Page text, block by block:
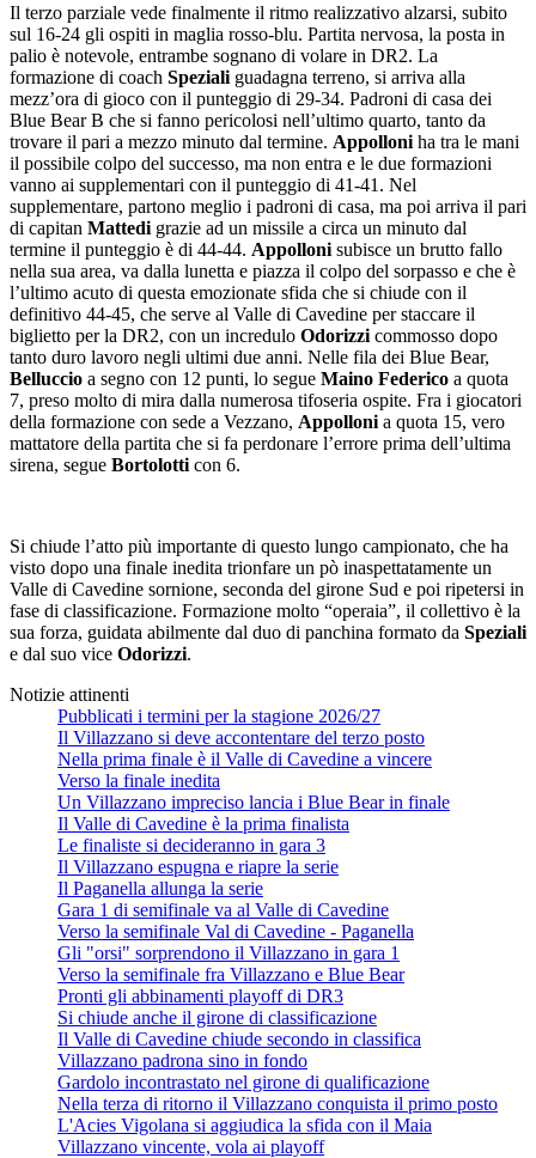
Il terzo parziale vede finalmente il ritmo realizzativo alzarsi, subito
sul 16-24 gli ospiti in maglia rosso-blu. Partita nervosa, la posta in
palio è notevole, entrambe sognano di volare in DR2. La
formazione di coach Speziali guadagna terreno, si arriva alla
mezz’ora di gioco con il punteggio di 29-34. Padroni di casa dei
Blue Bear B che si fanno pericolosi nell’ultimo quarto, tanto da
trovare il pari a mezzo minuto dal termine. Appolloni ha tra le mani
il possibile colpo del successo, ma non entra e le due formazioni
vanno ai supplementari con il punteggio di 41-41. Nel
supplementare, partono meglio i padroni di casa, ma poi arriva il pari
di capitan Mattedi grazie ad un missile a circa un minuto dal
termine il punteggio è di 44-44. Appolloni subisce un brutto fallo
nella sua area, va dalla lunetta e piazza il colpo del sorpasso e che è
l’ultimo acuto di questa emozionate sfida che si chiude con il
definitivo 44-45, che serve al Valle di Cavedine per staccare il
biglietto per la DR2, con un incredulo Odorizzi commosso dopo
tanto duro lavoro negli ultimi due anni. Nelle fila dei Blue Bear,
Belluccio a segno con 12 punti, lo segue Maino Federico a quota
7, preso molto di mira dalla numerosa tifoseria ospite. Fra i giocatori
della formazione con sede a Vezzano, Appolloni a quota 15, vero
mattatore della partita che si fa perdonare l’errore prima dell’ultima
sirena, segue Bortolotti con 6.
Si chiude l’atto più importante di questo lungo campionato, che ha
visto dopo una finale inedita trionfare un pò inaspettatamente un
Valle di Cavedine sornione, seconda del girone Sud e poi ripetersi in
fase di classificazione. Formazione molto “operaia”, il collettivo è la
sua forza, guidata abilmente dal duo di panchina formato da Speziali
e dal suo vice Odorizzi.
Notizie attinenti
Pubblicati i termini per la stagione 2026/27
Il Villazzano si deve accontentare del terzo posto
Nella prima finale è il Valle di Cavedine a vincere
Verso la finale inedita
Un Villazzano impreciso lancia i Blue Bear in finale
Il Valle di Cavedine è la prima finalista
Le finaliste si decideranno in gara 3
Il Villazzano espugna e riapre la serie
Il Paganella allunga la serie
Gara 1 di semifinale va al Valle di Cavedine
Verso la semifinale Val di Cavedine - Paganella
Gli "orsi" sorprendono il Villazzano in gara 1
Verso la semifinale fra Villazzano e Blue Bear
Pronti gli abbinamenti playoff di DR3
Si chiude anche il girone di classificazione
Il Valle di Cavedine chiude secondo in classifica
Villazzano padrona sino in fondo
Gardolo incontrastato nel girone di qualificazione
Nella terza di ritorno il Villazzano conquista il primo posto
L'Acies Vigolana si aggiudica la sfida con il Maia
Villazzano vincente, vola ai playoff